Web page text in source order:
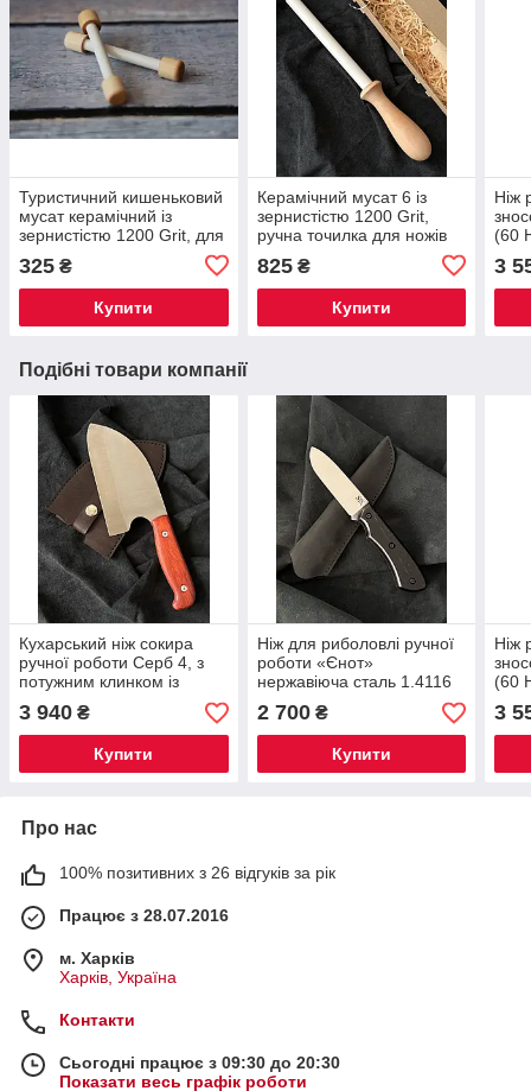
Туристичний кишеньковий
мусат керамічний із
зернистістю 1200 Grit, для
природі
325 ₴
Купити
Керамічний мусат 6 із
зернистістю 1200 Grit,
ручна точилка для ножів
застосовується для правки
леза
825₴
Купити
Ніж
(60
3
Подібні товари компанії
Кухарський ніж сокира
ручної роботи Серб 4, з
потужним клинком із
нержавіючої сталі
1.4116/58-59 HRC
3 940 ₴
Купити
Ніж для риболовлі ручної
роботи «Єнот»
нержавіюча сталь 1.4116
(58-59 HRC), руків'я дуб,
чохол шкіра
2 700₴
Купити
Ніж
(60
3
Про нас
100% позитивних з 26 відгуків за рік
Працює з 28.07.2016
м. Харків
Харків, Україна
Контакти
Сьогодні працює з 09:30 до 20:30
Показати весь графік роботи